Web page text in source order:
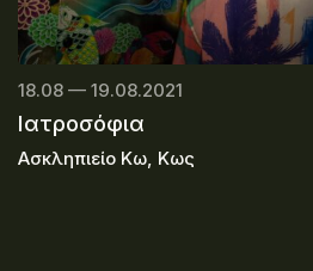
18.08 — 19.08.2021
Ιατροσόφια
Ασκληπιείο Κω, Κως